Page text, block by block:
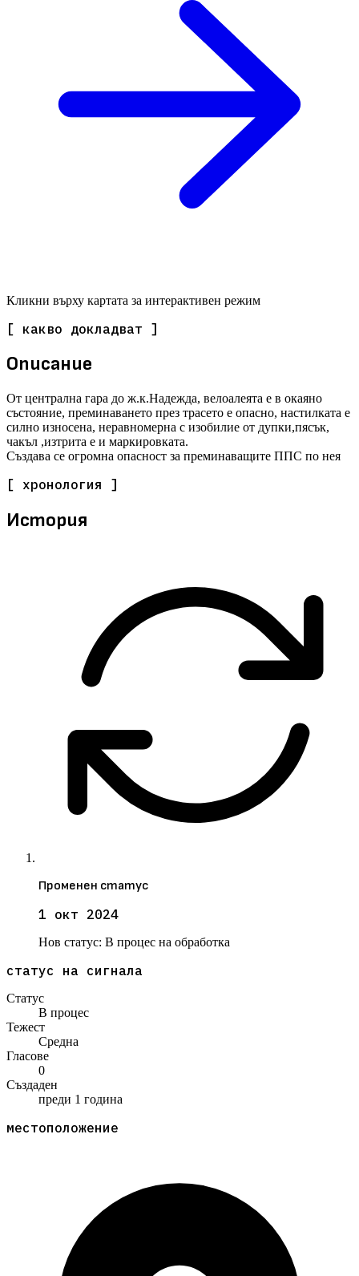
Кликни върху картата за интерактивен режим
[ какво докладват ]
Описание
От централна гара до ж.к.Надежда, велоалеята е в окаяно
състояние, преминаването през трасето е опасно, настилката е
силно износена, неравномерна с изобилие от дупки,пясък,
чакъл ,изтрита е и маркировката.
Създава се огромна опасност за преминаващите ППС по нея
[ хронология ]
История
Променен статус
1 окт 2024
Нов статус: В процес на обработка
статус на сигнала
Статус
В процес
Тежест
Средна
Гласове
0
Създаден
преди 1 година
местоположение